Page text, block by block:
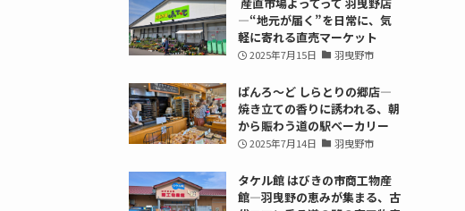
—“地元が届く”を日常に、気
軽に寄れる直売マーケット
2025年7月15日 羽曳野市
ぱんろ〜ど しらとりの郷店—
焼き立ての香りに誘われる、朝
から賑わう道の駅ベーカリー
2025年7月14日 羽曳野市
タケル館 はびきの市商工物産
館—羽曳野の恵みが集まる、古